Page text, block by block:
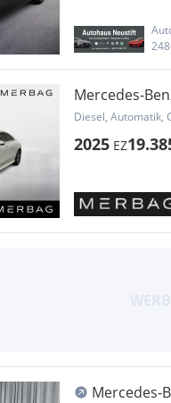
Mercedes-
Aut.
Diesel, Automatik,
2025 EZ
Mercedes-